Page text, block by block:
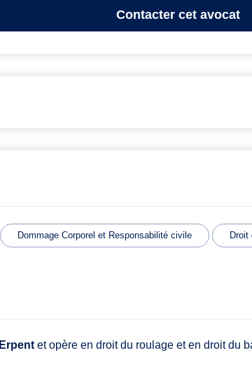
Contactercet avocat
Dommage Corporel et Responsabilité civile Droit
Erpent et opère en droit du roulage et en droit du